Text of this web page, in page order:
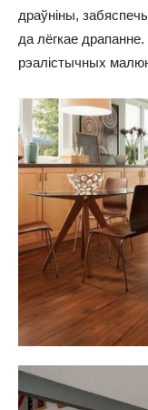
драўніны,
да лёгкае
рэалістычных